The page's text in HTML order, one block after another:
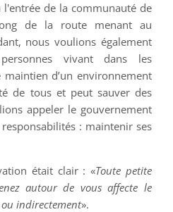
l'entrée de la communauté de
de la route menant au
nous voulions également
vivant dans les
d’un environnement
de tous et peut sauver des
appeler le gouvernement
: maintenir ses
était clair : «Toute petite
autour de vous affecte le
indirectement».